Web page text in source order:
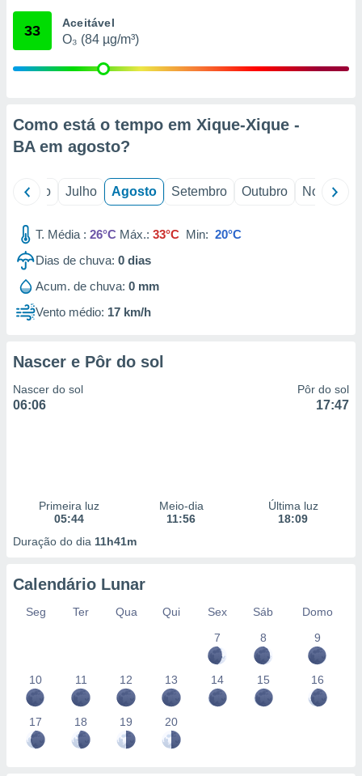
através
1199
33 Aceitável
O₃ (84 µg/m³)
Como está o tempo em Xique-Xique -
BA em agosto?
Junho Julho Agosto Setembro Outubro Novembro
T. Média : 26°C Máx.: 33°C Min: 20°C
Dias de chuva: 0 dias
Acum. de chuva: 0 mm
Vento médio: 17 km/h
Nascer e Pôr do sol
Nascer do sol
06:06
Pôr do sol
17:47
Primeira luz
05:44
Meio-dia
11:56
Última luz
18:09
Duração do dia 11h41m
Calendário Lunar
Seg Ter Qua Qui Sex Sáb
Domo
7
8 9
10 11 12 13 14 15 16
17 18 19 20